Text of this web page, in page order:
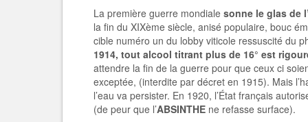
La première guerre mondiale sonne le glas de
la fin du XIXème siècle, anisé populaire, bouc
cible numéro un du lobby viticole ressuscité du
1914, tout alcool titrant plus de 16° est
attendre la fin de la guerre pour que ceux ci
exceptée, (interdite par décret en 1915). Mais
l’eau va persister. En 1920, l’État français
(de peur que l’ABSINTHE ne refasse surface).